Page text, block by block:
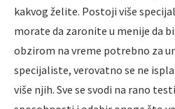
kakvog želite. Postoji više
morate da zaronite u menije da
obzirom na vreme potrebno za
specijaliste, verovatno se ne
više njih. Sve se svodi na rano